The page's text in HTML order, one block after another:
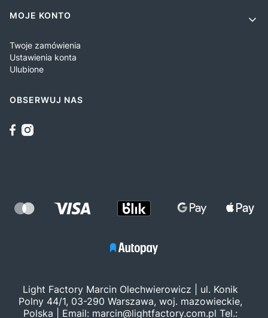
MOJE KONTO
Twoje zamówienia
Ustawienia konta
Ulubione
OBSERWUJ NAS
Light Factory Marcin Olechwierowicz | ul. Konik
Polny 44/1, 03-290 Warszawa, woj. mazowieckie,
Polska | Email: marcin@lightfactory.com.pl Tel.: